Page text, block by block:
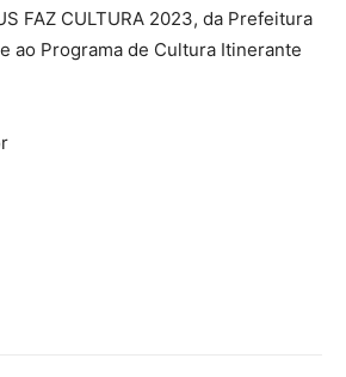
FAZ CULTURA 2023, da Prefeitura
ao Programa de Cultura Itinerante